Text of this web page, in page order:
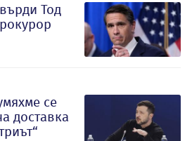
Тод
се
доставка